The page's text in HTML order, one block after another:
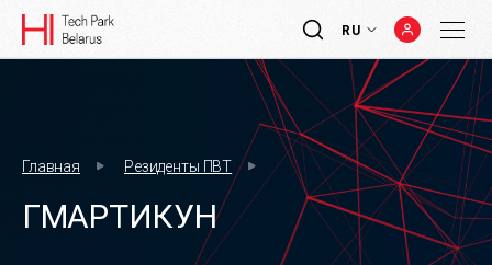
RU
Главная Резиденты ПВТ
ГМАРТИКУН